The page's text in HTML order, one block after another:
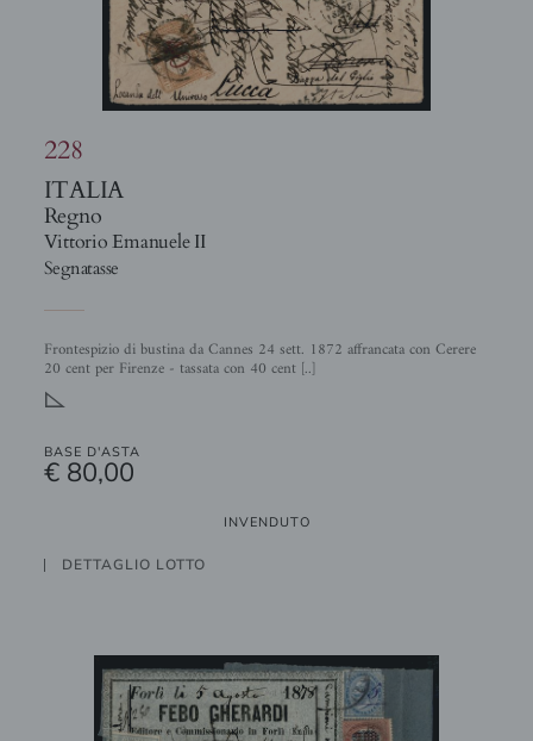
228
ITALIA
Regno
Vittorio Emanuele II
Segnatasse
Frontespizio di bustina da Cannes 24 sett. 1872 affrancata con Cerere
20 cent per Firenze - tassata con 40 cent [..]
!
BASE D'ASTA
€ 80,00
INVENDUTO
DETTAGLIO LOTTO